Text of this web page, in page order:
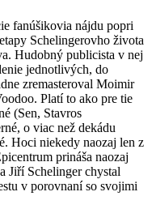
fanúšikovia nájdu popri
Schelingerovho života
Hudobný publicista v nej
jednotlivých, do
zremasteroval Moimir
Platí to ako pre tie
(Sen, Stavros
o viac než dekádu
Hoci niekedy naozaj len z
prináša naozaj
Jiří Schelinger chystal
v porovnaní so svojimi